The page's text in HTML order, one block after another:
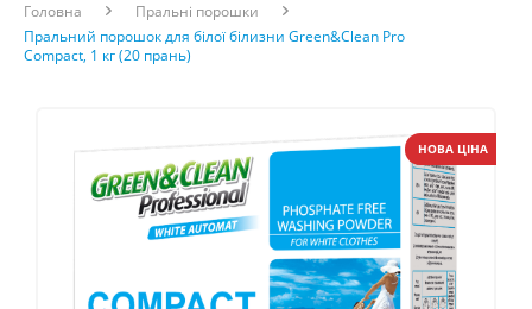
Головна
Пральні порошки
Пральний порошок для білої білизни Green&Clean Pro
Compact, 1 кг (20 прань)
НОВА ЦІНА